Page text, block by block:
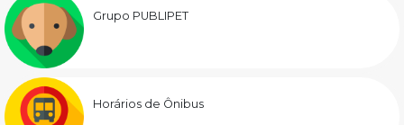
Grupo PUBLIPET
Horários de Ônibus